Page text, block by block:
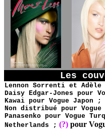
Les
Lennon Sorrenti et Adèle
Daisy Edgar-Jones pour
Kawai pour Vogue Japon ;
Non distribué pour Vogue
Panasenko pour Vogue
Netherlands ; (?) pour